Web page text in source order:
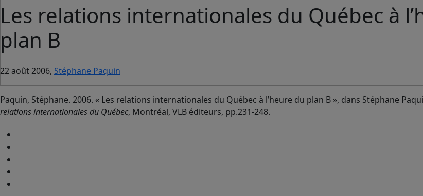
Les relations internationales du Québec à
plan B
22 août 2006, Stéphane Paquin
Paquin, Stéphane. 2006. « Les relations internationales du Québec à l’heure du plan B », dans Stéphane
relations internationales du Québec, Montréal, VLB éditeurs, pp.231-248.